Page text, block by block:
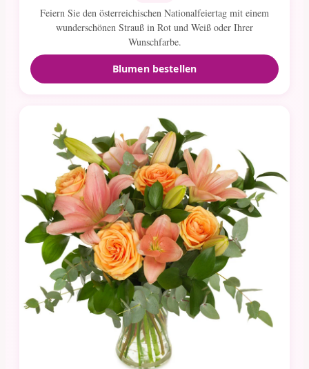
Feiern Sie den österreichischen Nationalfeiertag mit einem
wunderschönen Strauß in Rot und Weiß oder Ihrer
Wunschfarbe.
Blumen bestellen